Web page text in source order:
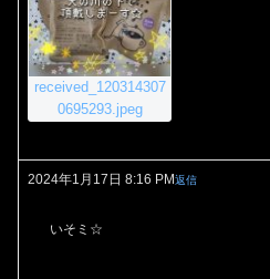
received_120314307
0695293.jpeg
2024年1月17日 8:16 PM返信
いそミ☆